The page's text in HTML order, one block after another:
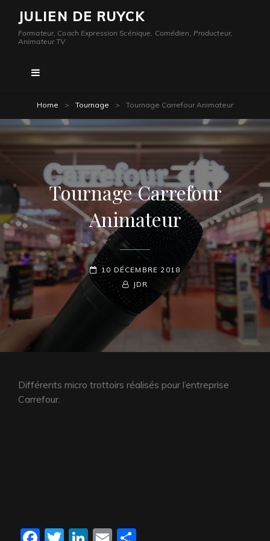
JULIEN DE RUYCK
Formateur, Coach Expression Scénique, Comédien, Producteur,
Animateur TV
Home > Tournage > Tournage Carrefour Animateur
Tournage Carrefour
Animateur
POSTED-
ON
10 DÉCEMBRE 2018
BY
LINE
BYLINE
JDR
Différents micro trottoirs réalisés pour l’entreprise
Carrefour.